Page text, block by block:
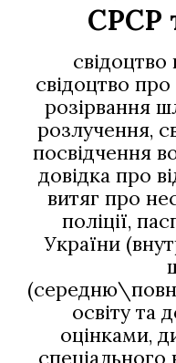
СРСР
свідоцтво
розірвання
розлучення,
посвідчення
довідка про
витяг про
поліції,
України
освіту та
оцінками,
спеціального